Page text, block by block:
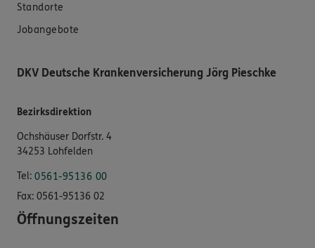
Standorte
Jobangebote
DKV Deutsche Krankenversicherung Jörg Pieschke
Bezirksdirektion
Ochshäuser Dorfstr. 4
34253 Lohfelden
Tel: 0561-95136 00
Fax: 0561-95136 02
Öffnungszeiten